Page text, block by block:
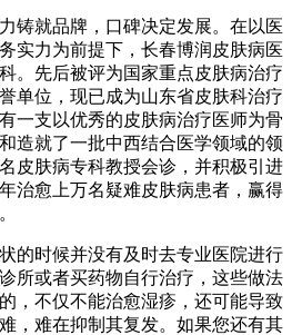
铸就品牌，口碑决定发展。在以医
实力为前提下，长春博润皮肤病医
。先后被评为国家重点皮肤病治疗
单位，现已成为山东省皮肤科治疗
一支以优秀的皮肤病治疗医师为骨
造就了一批中西结合医学领域的领
皮肤病专科教授会诊，并积极引进
治愈上万名疑难皮肤病患者，赢得
的时候并没有及时去专业医院进行
所或者买药物自行治疗，这些做法
，不仅不能治愈湿疹，还可能导致
，难在抑制其复发。如果您还有其